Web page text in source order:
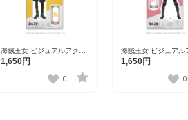
海賊王女 ビジュアルアクリ
ルスタンド 楓
1,650円
0
海賊王女 ビジュアル
ルスタンド 花梨
1,650円
0